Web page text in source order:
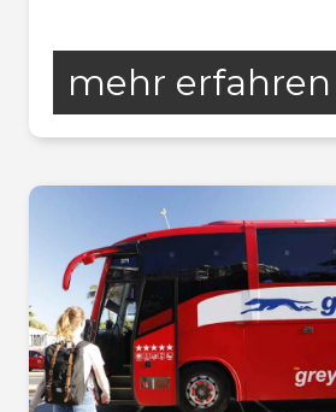
mehr erfahren